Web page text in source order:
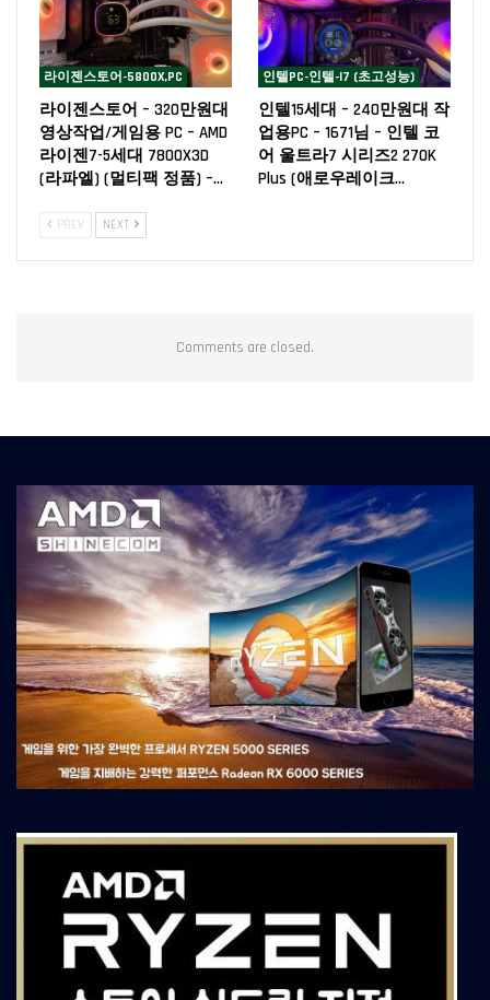
라이젠스토어-5800X,PC
라이젠스토어 – 320만원대
영상작업/게임용 PC – AMD
라이젠7-5세대 7800X3D
(라파엘) (멀티팩 정품) –…
인텔PC-인텔-I7 (초고성능)
인텔15세대 – 240만원대 작
업용PC – 1671님 – 인텔 코
어 울트라7 시리즈2 270K
Plus (애로우레이크…
PREV NEXT
Comments are closed.